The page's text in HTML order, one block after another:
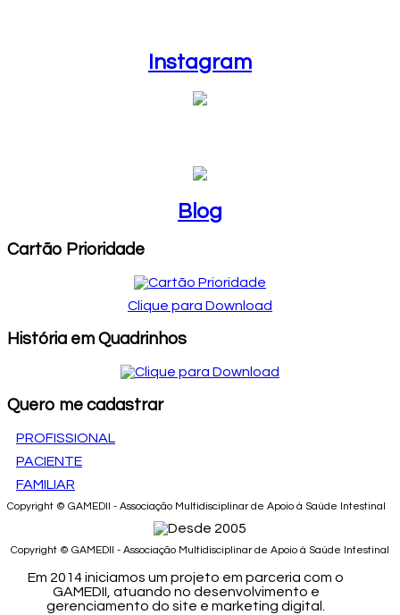
Instagram
Blog
Cartão Prioridade
Clique para Download
História em Quadrinhos
Quero me cadastrar
PROFISSIONAL
PACIENTE
FAMILIAR
Copyright © GAMEDII - Associação Multidisciplinar de Apoio à Saúde Intestinal
Copyright © GAMEDII - Associação Multidisciplinar de Apoio à Saúde Intestinal
Em 2014 iniciamos um projeto em parceria com o
GAMEDII, atuando no desenvolvimento e
gerenciamento do site e marketing digital.